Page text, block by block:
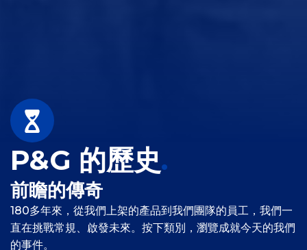
P&G 的歷史.
前瞻的傳奇
180多年來，從我們上架的產品到我們團隊的員工，我們一
直在挑戰常規、啟發未來。按下類別，瀏覽成就今天的我們
的事件。